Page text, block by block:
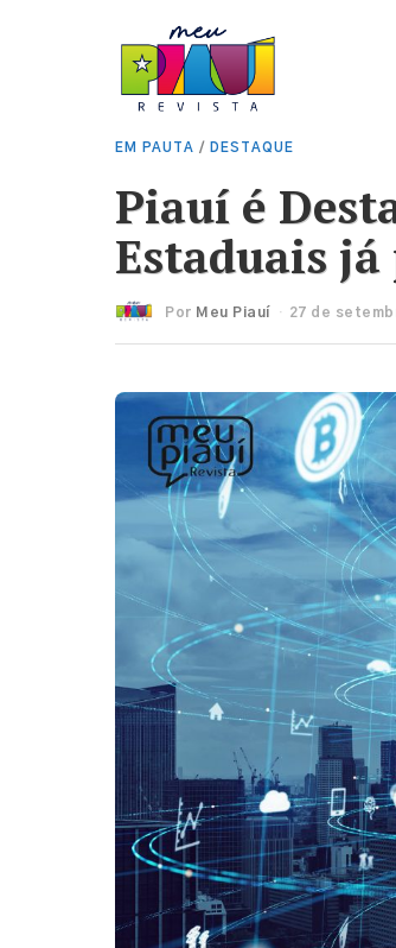
EM PAUTA / DESTAQUE
Piauí é
Estaduais
Por Meu Piauí 27 de